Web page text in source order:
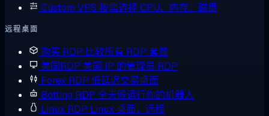
Custom VPS 按需选择 CPU、内存、磁盘
远程桌面
购买 RDP 比较所有 RDP 套餐
美国RDP 美国 IP 的管理员 RDP
Forex RDP 低延迟交易桌面
Botting RDP 全天候运行你的机器人
Linux RDP Linux 桌面，远程